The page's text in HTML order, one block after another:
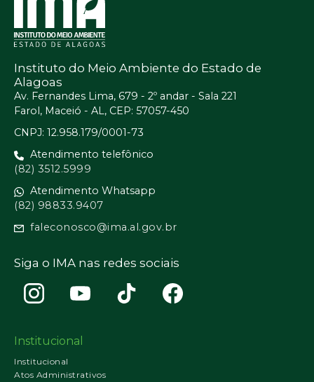
Instituto do Meio Ambiente do Estado de
Alagoas
Av. Fernandes Lima, 679 - 2º andar - Sala 221
Farol, Maceió - AL, CEP: 57057-450
CNPJ: 12.958.179/0001-73
Atendimento telefônico
(82) 3512.5999
Atendimento Whatsapp
(82) 98833.9407
faleconosco@ima.al.gov.br
Siga o IMA nas redes sociais
Institucional
Institucional
Atos Administrativos